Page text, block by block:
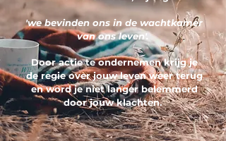
'we bevinden ons in de wachtkamer
van ons leven'.
Door actie te ondernemen krijg je
de regie over jouw leven weer terug
en word je niet langer belemmerd
door jouw klachten.